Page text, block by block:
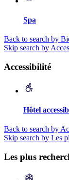
Spa
Back to search by
Skip search by
Accessibilité
Hôtel
Back to search by
Skip search by Les
Les plus